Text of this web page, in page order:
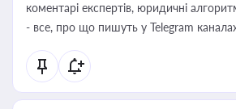
коментарі експертів, юридичні
- все, про що пишуть у Telegram